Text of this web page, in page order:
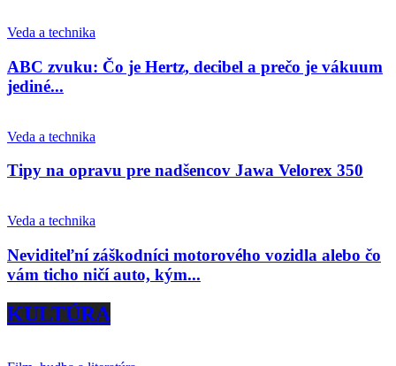
Veda a technika
ABC zvuku: Čo je Hertz, decibel a prečo je vákuum
jediné...
Veda a technika
Tipy na opravu pre nadšencov Jawa Velorex 350
Veda a technika
Neviditeľní záškodníci motorového vozidla alebo čo
vám ticho ničí auto, kým...
KULTÚRA